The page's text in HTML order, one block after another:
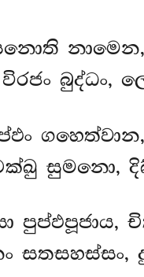
නාමෙන,
විරජං බුද්ධං,
සුමනො,
සතසහස්සං,